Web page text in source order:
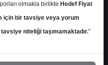
Paralel
Get.
1
Üstü Get.
2
olmakla birlikte Hedef Fiyat
için bir tavsiye veya yorum
niteliği taşımamaktadır."